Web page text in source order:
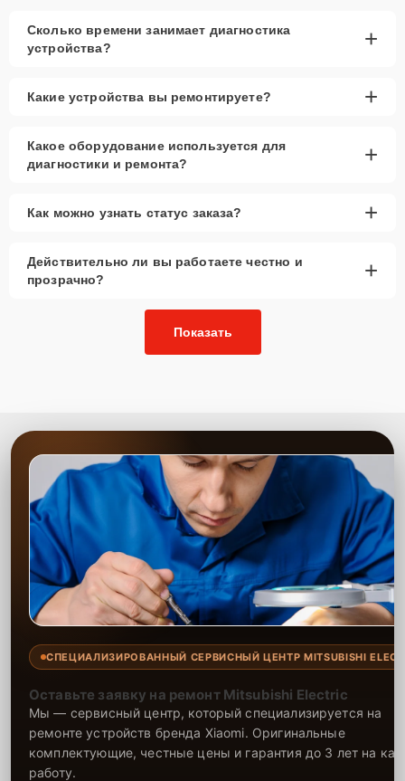
Сколько времени занимает диагностика
устройства?
+
Какие устройства вы ремонтируете? +
Какое оборудование используется для
диагностики и ремонта?
+
Как можно узнать статус заказа? +
Действительно ли вы работаете честно и
прозрачно?
+
Показать
СПЕЦИАЛИЗИРОВАННЫЙ СЕРВИСНЫЙ ЦЕНТР MITSUBISHI
Оставьте заявку на ремонт Mitsubishi Electric
Мы — сервисный центр, который специализируется на
ремонте устройств бренда Xiaomi. Оригинальные
комплектующие, честные цены и гарантия до 3 лет на
работу.